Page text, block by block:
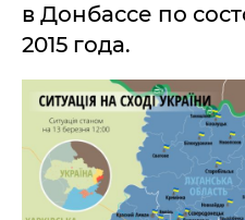
в Донбассе по
2015 года.